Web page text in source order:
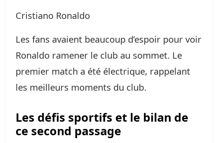
Cristiano Ronaldo
Les fans avaient beaucoup d’espoir pour voir
Ronaldo ramener le club au sommet. Le
premier match a été électrique, rappelant
les meilleurs moments du club.
Les défis sportifs et le bilan de
ce second passage